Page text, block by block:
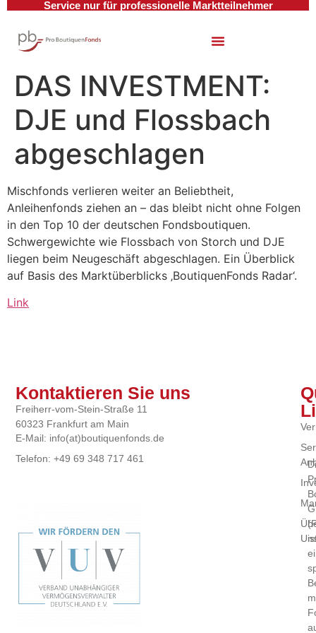
Service nur für professionelle Marktteilnehmer
DAS INVESTMENT:
DJE und Flossbach
abgeschlagen
Mischfonds verlieren weiter an Beliebtheit,
Anleihenfonds ziehen an – das bleibt nicht ohne Folgen
in den Top 10 der deutschen Fondsboutiquen.
Schwergewichte wie Flossbach von Storch und DJE
liegen beim Neugeschäft abgeschlagen. Ein Überblick
auf Basis des Marktüberblicks ‚BoutiquenFonds Radar‘.
Link
Kontaktieren Sie uns
Freiherr-vom-Stein-Straße 11
60323 Frankfurt am Main
E-Mail: info(at)boutiquenfonds.de
Telefon: +49 69 348 717 461